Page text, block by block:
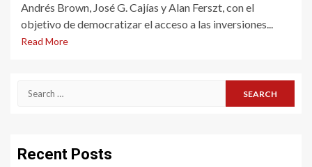
Andrés Brown, José G. Cajías y Alan Ferszt, con el
objetivo de democratizar el acceso a las inversiones...
Read More
Search
Recent Posts